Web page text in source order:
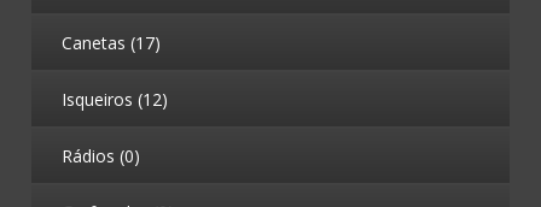
Canetas (17)
Isqueiros (12)
Rádios (0)